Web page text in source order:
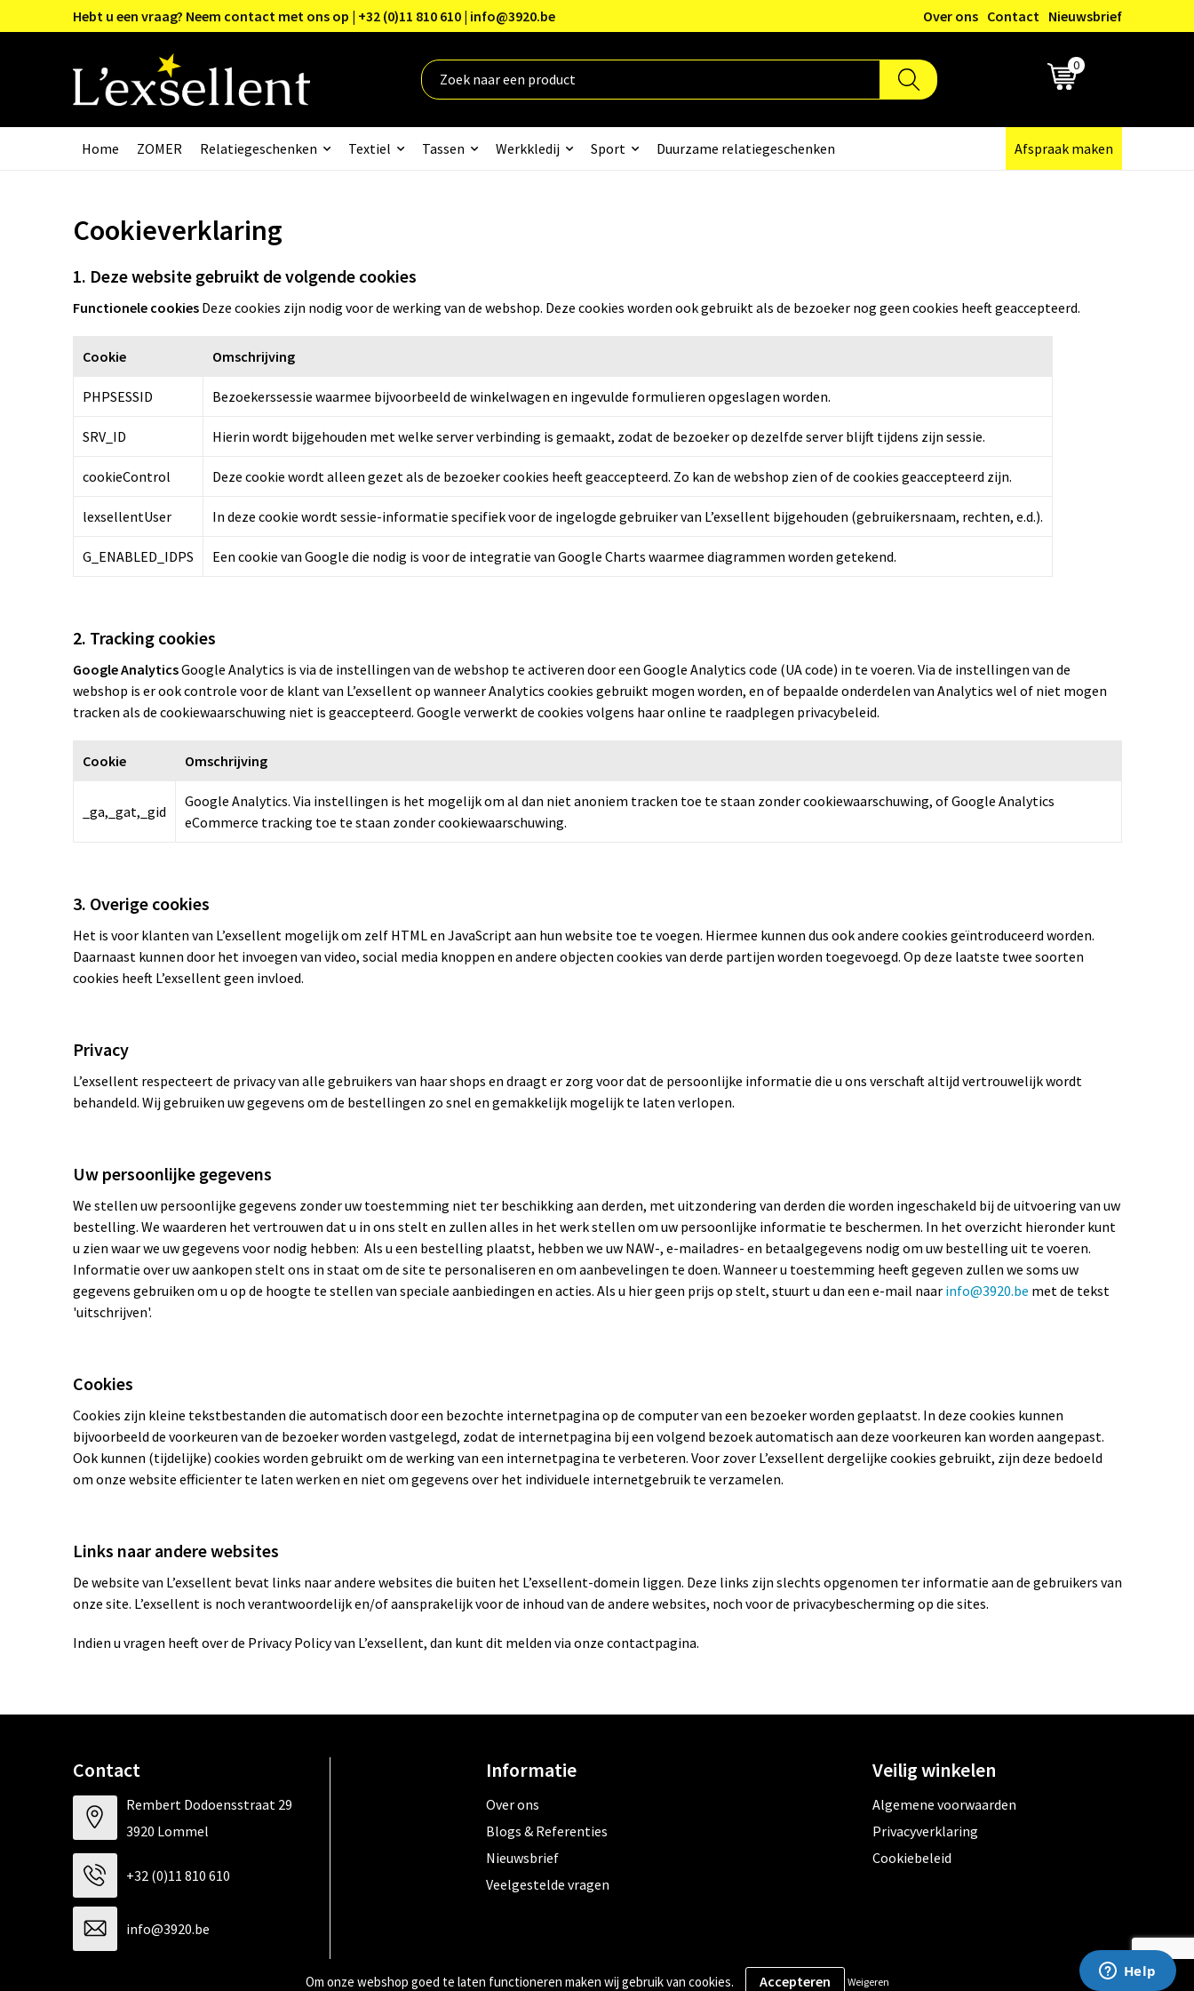
Hebt u een vraag? Neem contact met ons op | +32 (0)11 810 610 | info@3920.be Over ons Contact Nieuwsbrief
0
Home ZOMER Relatiegeschenken Textiel Tassen Werkkledij Sport Duurzame relatiegeschenken Afspraak maken
Cookieverklaring
1. Deze website gebruikt de volgende cookies
Functionele cookiesDeze cookies zijn nodig voor de werking van de webshop. Deze cookies worden ook gebruikt als de bezoeker nog geen cookies heeft geaccepteerd.
Cookie Omschrijving
PHPSESSID Bezoekerssessie waarmee bijvoorbeeld de winkelwagen en ingevulde formulieren opgeslagen worden.
SRV_ID Hierin wordt bijgehouden met welke server verbinding is gemaakt, zodat de bezoeker op dezelfde server blijft tijdens zijn sessie.
cookieControl Deze cookie wordt alleen gezet als de bezoeker cookies heeft geaccepteerd. Zo kan de webshop zien of de cookies geaccepteerd zijn.
lexsellentUser In deze cookie wordt sessie-informatie specifiek voor de ingelogde gebruiker van L’exsellent bijgehouden (gebruikersnaam, rechten, e.d.).
G_ENABLED_IDPS Een cookie van Google die nodig is voor de integratie van Google Charts waarmee diagrammen worden getekend.
2. Tracking cookies
Google AnalyticsGoogle Analytics is via de instellingen van de webshop te activeren door een Google Analytics code (UA code) in te voeren. Via de instellingen van de
webshop is er ook controle voor de klant van L’exsellent op wanneer Analytics cookies gebruikt mogen worden, en of bepaalde onderdelen van Analytics wel of niet mogen
tracken als de cookiewaarschuwing niet is geaccepteerd. Google verwerkt de cookies volgens haar online te raadplegen privacybeleid.
Cookie Omschrijving
_ga,_gat,_gid
Google Analytics. Via instellingen is het mogelijk om al dan niet anoniem tracken toe te staan zonder cookiewaarschuwing, of Google Analytics
eCommerce tracking toe te staan zonder cookiewaarschuwing.
3. Overige cookies
Het is voor klanten van L’exsellent mogelijk om zelf HTML en JavaScript aan hun website toe te voegen. Hiermee kunnen dus ook andere cookies geïntroduceerd worden.
Daarnaast kunnen door het invoegen van video, social media knoppen en andere objecten cookies van derde partijen worden toegevoegd. Op deze laatste twee soorten
cookies heeft L’exsellent geen invloed.
Privacy
L’exsellent respecteert de privacy van alle gebruikers van haar shops en draagt er zorg voor dat de persoonlijke informatie die u ons verschaft altijd vertrouwelijk wordt
behandeld. Wij gebruiken uw gegevens om de bestellingen zo snel en gemakkelijk mogelijk te laten verlopen.
Uw persoonlijke gegevens
We stellen uw persoonlijke gegevens zonder uw toestemming niet ter beschikking aan derden, met uitzondering van derden die worden ingeschakeld bij de uitvoering van uw
bestelling. We waarderen het vertrouwen dat u in ons stelt en zullen alles in het werk stellen om uw persoonlijke informatie te beschermen. In het overzicht hieronder kunt
u zien waar we uw gegevens voor nodig hebben: Als u een bestelling plaatst, hebben we uw NAW-, e-mailadres- en betaalgegevens nodig om uw bestelling uit te voeren.
Informatie over uw aankopen stelt ons in staat om de site te personaliseren en om aanbevelingen te doen. Wanneer u toestemming heeft gegeven zullen we soms uw
gegevens gebruiken om u op de hoogte te stellen van speciale aanbiedingen en acties. Als u hier geen prijs op stelt, stuurt u dan een e-mail naar info@3920.be met de tekst
'uitschrijven'.
Cookies
Cookies zijn kleine tekstbestanden die automatisch door een bezochte internetpagina op de computer van een bezoeker worden geplaatst. In deze cookies kunnen
bijvoorbeeld de voorkeuren van de bezoeker worden vastgelegd, zodat de internetpagina bij een volgend bezoek automatisch aan deze voorkeuren kan worden aangepast.
Ook kunnen (tijdelijke) cookies worden gebruikt om de werking van een internetpagina te verbeteren. Voor zover L’exsellent dergelijke cookies gebruikt, zijn deze bedoeld
om onze website efficienter te laten werken en niet om gegevens over het individuele internetgebruik te verzamelen.
Links naar andere websites
De website van L’exsellent bevat links naar andere websites die buiten het L’exsellent-domein liggen. Deze links zijn slechts opgenomen ter informatie aan de gebruikers van
onze site. L’exsellent is noch verantwoordelijk en/of aansprakelijk voor de inhoud van de andere websites, noch voor de privacybescherming op die sites.
Indien u vragen heeft over de Privacy Policy van L’exsellent, dan kunt dit melden via onze contactpagina.
Contact
Rembert Dodoensstraat 29
3920 Lommel
+32 (0)11 810 610
info@3920.be
Informatie
Over ons
Blogs & Referenties
Nieuwsbrief
Veelgestelde vragen
Veilig winkelen
Algemene voorwaarden
Privacyverklaring
Cookiebeleid
Om onze webshop goed te laten functioneren maken wij gebruik van cookies. Weigeren